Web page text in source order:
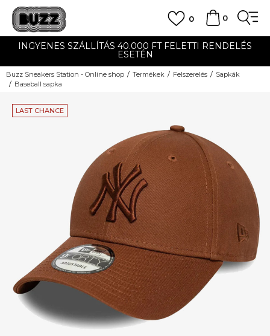
0
0
INGYENES SZÁLLÍTÁS 40.000 FT FELETTI RENDELÉS
ESETÉN
Buzz Sneakers Station - Online shop Termékek Felszerelés
Sapkák
Baseball sapka
LAST CHANCE